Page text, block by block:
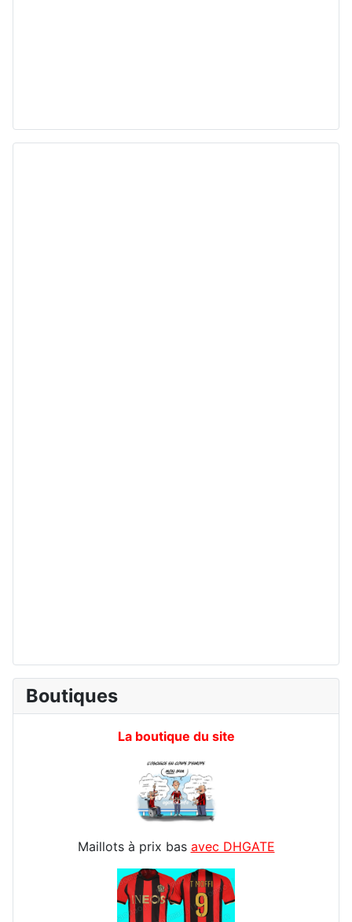
Boutiques
La boutique du site
Maillots à prix bas avec DHGATE